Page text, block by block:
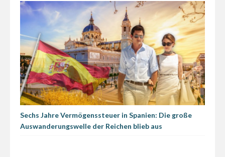
Sechs Jahre Vermögenssteuer in Spanien: Die große
Auswanderungswelle der Reichen blieb aus